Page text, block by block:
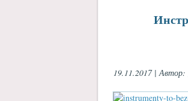
19.11.2017 | Автор: